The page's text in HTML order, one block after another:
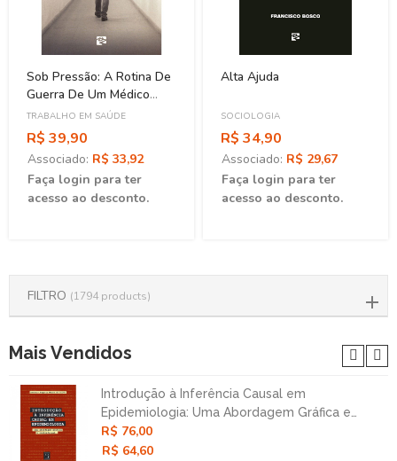
Sob Pressão: A Rotina De
Guerra De Um Médico
Brasileiro
TRABALHO EM SAÚDE
R$ 39,90
Associado: R$ 33,92
Faça login para ter
acesso ao desconto.
Alta Ajuda
SOCIOLOGIA
R$ 34,90
Associado: R$ 29,67
Faça login para ter
acesso ao desconto.
FILTRO (1794 products)
Mais Vendidos
Introdução à Inferência Causal em
Epidemiologia: Uma Abordagem Gráfica e
Contrafatual
R$ 76,00
R$ 64,60